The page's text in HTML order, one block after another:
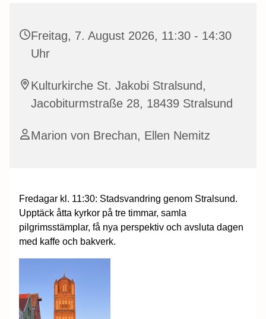
Freitag, 7. August 2026, 11:30 - 14:30
Uhr
Kulturkirche St. Jakobi Stralsund,
Jacobiturmstraße 28, 18439 Stralsund
Marion von Brechan, Ellen Nemitz
Fredagar kl. 11:30: Stadsvandring genom Stralsund.
Upptäck åtta kyrkor på tre timmar, samla
pilgrimsstämplar, få nya perspektiv och avsluta dagen
med kaffe och bakverk.